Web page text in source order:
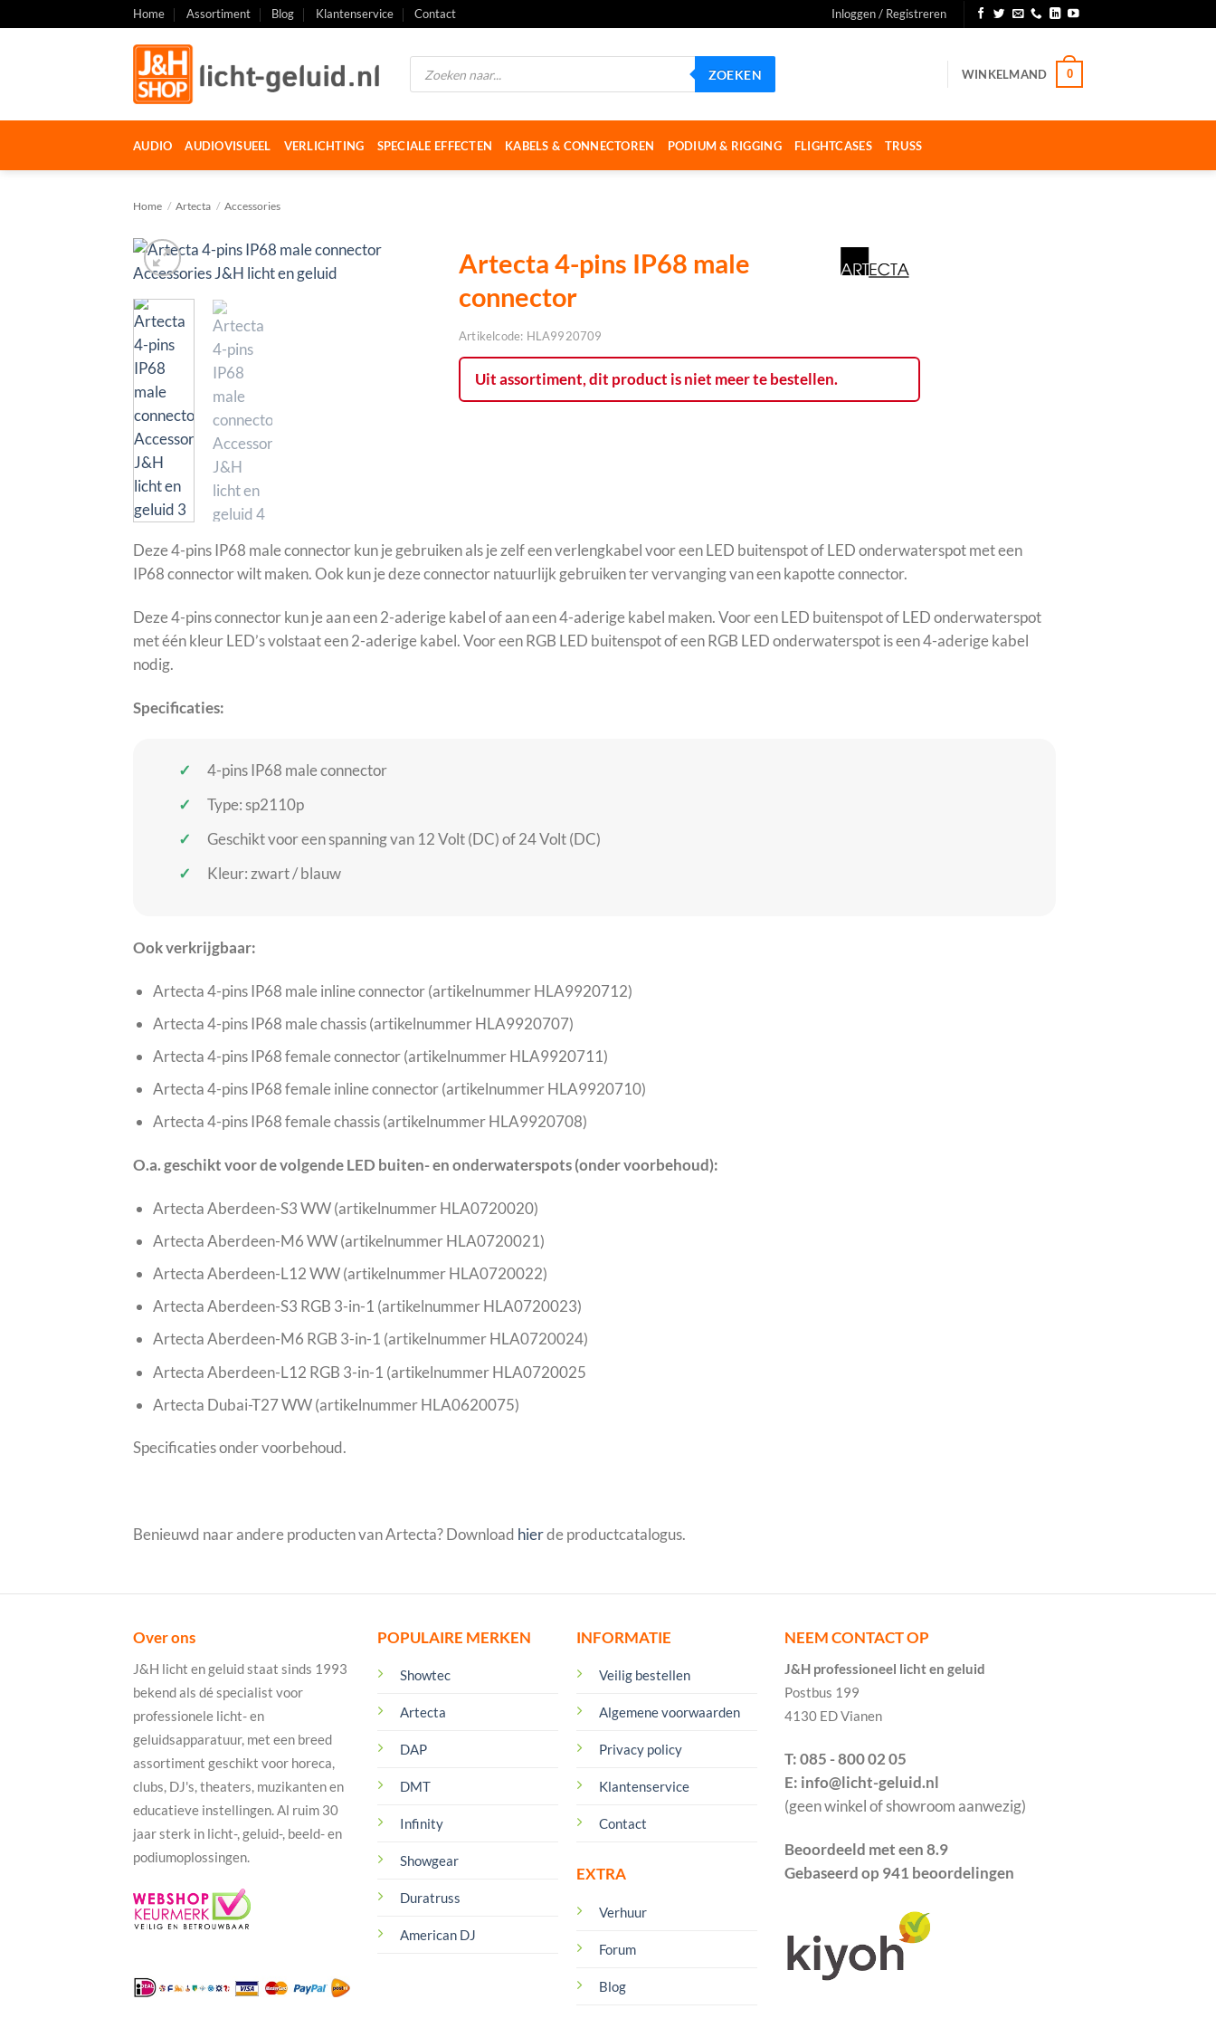
naar
Home Assortiment Blog Klantenservice Contact Inloggen / Registreren
Producten
zoeken
ZOEKEN WINKELMAND 0
AUDIO AUDIOVISUEEL VERLICHTING SPECIALE EFFECTEN KABELS & CONNECTOREN PODIUM & RIGGING FLIGHTCASES TRUSS
Home / Artecta / Accessories
Artecta 4-pins IP68 male
connector
Artikelcode: HLA9920709
Uit assortiment, dit product is niet meer te bestellen.
Deze 4-pins IP68 male connector kun je gebruiken als je zelf een verlengkabel voor een LED buitenspot of LED onderwaterspot met een
IP68 connector wilt maken. Ook kun je deze connector natuurlijk gebruiken ter vervanging van een kapotte connector.
Deze 4-pins connector kun je aan een 2-aderige kabel of aan een 4-aderige kabel maken. Voor een LED buitenspot of LED onderwaterspot
met één kleur LED’s volstaat een 2-aderige kabel. Voor een RGB LED buitenspot of een RGB LED onderwaterspot is een 4-aderige kabel
nodig.
Specificaties:
4-pins IP68 male connector
Type: sp2110p
Geschikt voor een spanning van 12 Volt (DC) of 24 Volt (DC)
Kleur: zwart / blauw
Ook verkrijgbaar:
Artecta 4-pins IP68 male inline connector (artikelnummer HLA9920712)
Artecta 4-pins IP68 male chassis (artikelnummer HLA9920707)
Artecta 4-pins IP68 female connector (artikelnummer HLA9920711)
Artecta 4-pins IP68 female inline connector (artikelnummer HLA9920710)
Artecta 4-pins IP68 female chassis (artikelnummer HLA9920708)
O.a. geschikt voor de volgende LED buiten- en onderwaterspots (onder voorbehoud):
Artecta Aberdeen-S3 WW (artikelnummer HLA0720020)
Artecta Aberdeen-M6 WW (artikelnummer HLA0720021)
Artecta Aberdeen-L12 WW (artikelnummer HLA0720022)
Artecta Aberdeen-S3 RGB 3-in-1 (artikelnummer HLA0720023)
Artecta Aberdeen-M6 RGB 3-in-1 (artikelnummer HLA0720024)
Artecta Aberdeen-L12 RGB 3-in-1 (artikelnummer HLA0720025
Artecta Dubai-T27 WW (artikelnummer HLA0620075)
Specificaties onder voorbehoud.
Benieuwd naar andere producten van Artecta? Download hierde productcatalogus.
Over ons
J&H licht en geluid staat sinds 1993
bekend als dé specialist voor
professionele licht- en
geluidsapparatuur, met een breed
assortiment geschikt voor horeca,
clubs, DJ's, theaters, muzikanten en
educatieve instellingen. Al ruim 30
jaar sterk in licht-, geluid-, beeld- en
podiumoplossingen.
POPULAIRE MERKEN
Showtec
Artecta
DAP
DMT
Infinity
Showgear
Duratruss
American DJ
INFORMATIE
Veilig bestellen
Algemene voorwaarden
Privacy policy
Klantenservice
Contact
EXTRA
Verhuur
Forum
Blog
NEEM CONTACT OP
J&H professioneel licht en geluid
Postbus 199
4130 ED Vianen
T: 085 - 800 02 05
E: info@licht-geluid.nl
(geen winkel of showroom aanwezig)
Beoordeeld met een 8.9
Gebaseerd op 941 beoordelingen